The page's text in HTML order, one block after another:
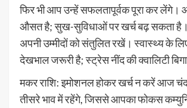
फिर भी आप उन्हें सफलतापूर्वक पूरा कर लेंगे।
औसत है; सुख-सुविधाओं पर खर्च बढ़ सकता
अपनी उम्मीदों को संतुलित रखें। स्वास्थ्य के
देखभाल जरूरी है; स्ट्रेस नींद की क्वालिटी
मकर राशि: इमोशनल होकर खर्च न करें आज
तीसरे भाव में रहेंगे, जिससे आपका फोकस